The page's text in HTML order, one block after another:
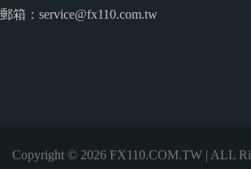
郵箱：service@fx110.com.tw
Copyright © 2026 FX110.COM.TW | ALL